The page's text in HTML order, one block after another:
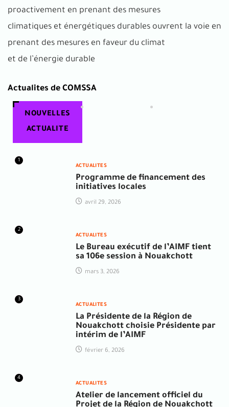
proactivement en prenant des mesures
climatiques et énergétiques durables ouvrent la voie en
prenant des mesures en faveur du climat
et de l’énergie durable
Actualites de COMSSA
NOUVELLES
ACTUALITE
1
ACTUALITES
Programme de financement des
initiatives locales
avril 29, 2026
2
ACTUALITES
Le Bureau exécutif de l’AIMF tient
sa 106e session à Nouakchott
mars 3, 2026
3
ACTUALITES
La Présidente de la Région de
Nouakchott choisie Présidente par
intérim de l’AIMF
février 6, 2026
4
ACTUALITES
Atelier de lancement officiel du
Projet de la Région de Nouakchott